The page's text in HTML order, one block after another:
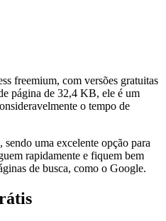
freemium, com versões gratuitas
página de 32,4 KB, ele é um
o tempo de
uma excelente opção para
rapidamente e fiquem bem
de busca, como o Google.